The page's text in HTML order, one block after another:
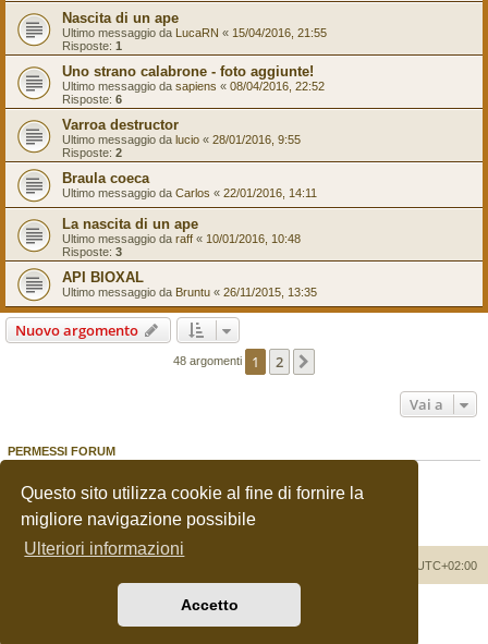
Questo sito utilizza cookie al fine di fornire la
migliore navigazione possibile
Ulteriori informazioni
Accetto
Nascita di un ape
Ultimo messaggio da LucaRN « 15/04/2016, 21:55
Risposte: 1
Uno strano calabrone - foto aggiunte!
Ultimo messaggio da sapiens « 08/04/2016, 22:52
Risposte: 6
Varroa destructor
Ultimo messaggio da lucio « 28/01/2016, 9:55
Risposte: 2
Braula coeca
Ultimo messaggio da Carlos « 22/01/2016, 14:11
La nascita di un ape
Ultimo messaggio da raff « 10/01/2016, 10:48
Risposte: 3
API BIOXAL
Ultimo messaggio da Bruntu « 26/11/2015, 13:35
Nuovo argomento
48 argomenti 1 2
Vai a
PERMESSI FORUM
Non puoirispondere negli argomenti
Non puoimodificare i tuoi messaggi
Non puoicancellare i tuoi messaggi
Non puoi
inviare allegati
UTC+02:00
phpBB® Forum Software © phpBB Limited
phpBB-Italia.it